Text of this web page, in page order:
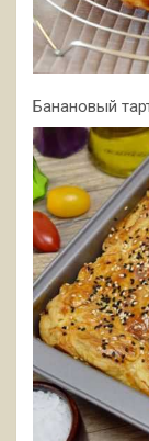
Банановый